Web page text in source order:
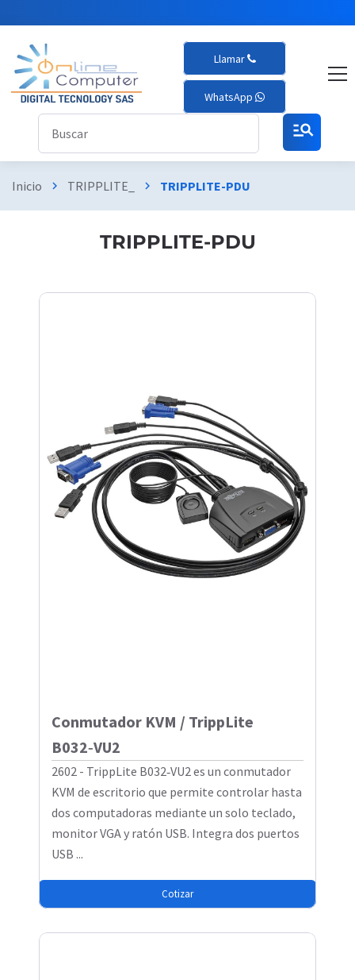
Llamar
WhatsApp
manage_search
Inicio chevron_right TRIPPLITE_ chevron_right TRIPPLITE-PDU
TRIPPLITE-PDU
Conmutador KVM / TrippLite
B032‑VU2
2602 - TrippLite B032‑VU2 es un conmutador
KVM de escritorio que permite controlar hasta
dos computadoras mediante un solo teclado,
monitor VGA y ratón USB. Integra dos puertos
USB ...
Cotizar